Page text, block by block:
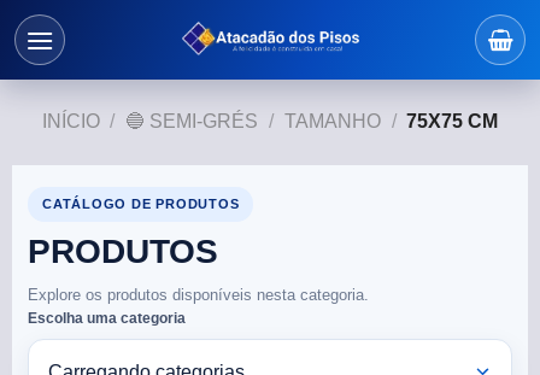
INÍCIO / 🔵 SEMI-GRÉS / TAMANHO / 75X75 CM
CATÁLOGO DE PRODUTOS
PRODUTOS
Explore os produtos disponíveis nesta categoria.
Escolha uma categoria